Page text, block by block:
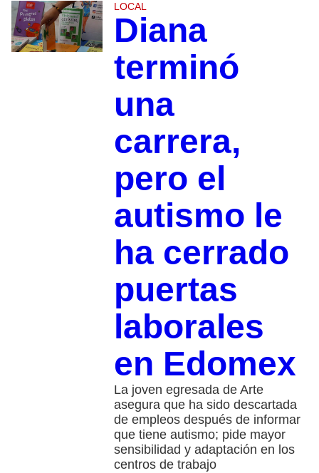
LOCAL
Diana
terminó
una
carrera,
pero el
autismo le
ha cerrado
puertas
laborales
en Edomex
La joven egresada de Arte
asegura que ha sido descartada
de empleos después de informar
que tiene autismo; pide mayor
sensibilidad y adaptación en los
centros de trabajo